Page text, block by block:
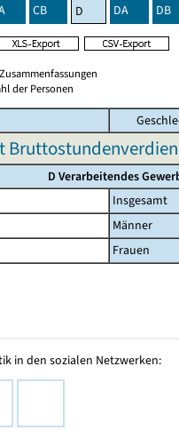
CB D DA DB
der Personen
D Verarbeitendes
Insgesamt
Männer
Frauen
in den sozialen Netzwerken: